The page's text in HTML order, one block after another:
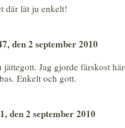
där lät ju enkelt!
den 2 september 2010
Jag gjorde färskost
Enkelt och gott.
den 2 september 2010